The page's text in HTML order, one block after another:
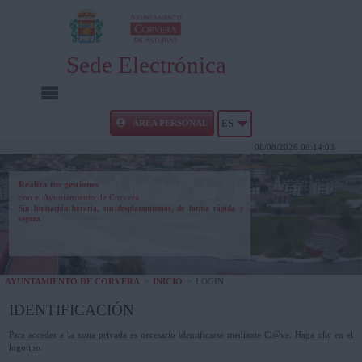
Sede Electrónica
INICIO
CARPETA CIUDADANA
AYUDA
ÁREA PERSONAL ES
08/08/2026 09:14:03
Realiza tus gestiones
con el Ayuntamiento de Corvera
Sin limitación horaria, sin desplazamientos, de forma rápida y
segura.
AYUNTAMIENTO DE CORVERA INICIO LOGIN
IDENTIFICACIÓN
Para acceder a la zona privada es necesario identificarse mediante Cl@ve. Haga clic en el
logotipo.